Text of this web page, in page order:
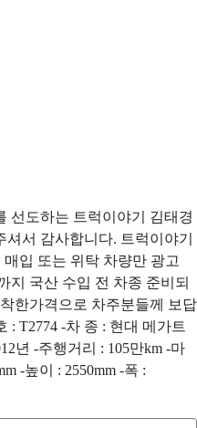
선도하는 트럭이야기 김태경
서 감사합니다. 트럭이야기
입 또는 위탁 차량만 광고
지 국산 수입 전 차종 준비되
한가격으로 차주분들께 보답
T2774 -차 종 : 현대 메가트
년 -주행거리 : 105만km -마
-높이 : 2550mm -폭 :